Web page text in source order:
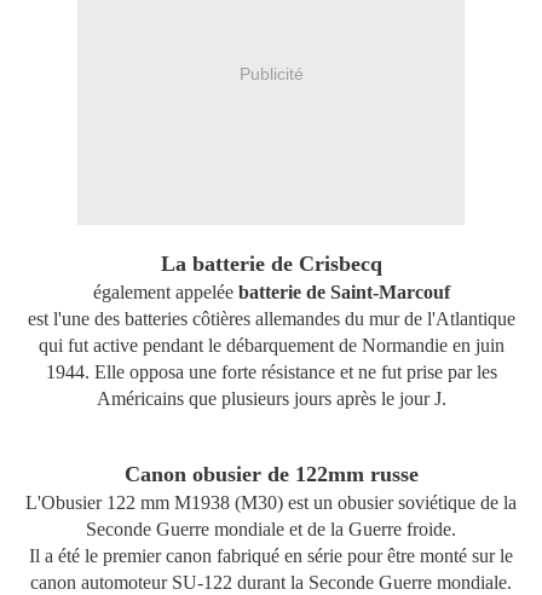
Publicité
La batterie de Crisbecq
également appeléebatterie de Saint-Marcouf
est l'une des batteries côtières allemandes du mur de l'Atlantique
qui fut active pendant le débarquement de Normandie en juin
1944. Elle opposa une forte résistance et ne fut prise par les
Américains que plusieurs jours après le jour J.
Canon obusier de 122mm russe
L'Obusier 122 mm M1938 (M30) est un obusier soviétique de la
Seconde Guerre mondiale et de la Guerre froide.
Il a été le premier canon fabriqué en série pour être monté sur le
canon automoteur SU-122 durant la Seconde Guerre mondiale.